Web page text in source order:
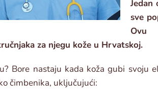
Jedan
sve
Ovu
za njegu kože u Hrvatskoj.
Bore nastaju kada koža gubi svoju
čimbenika, uključujući: